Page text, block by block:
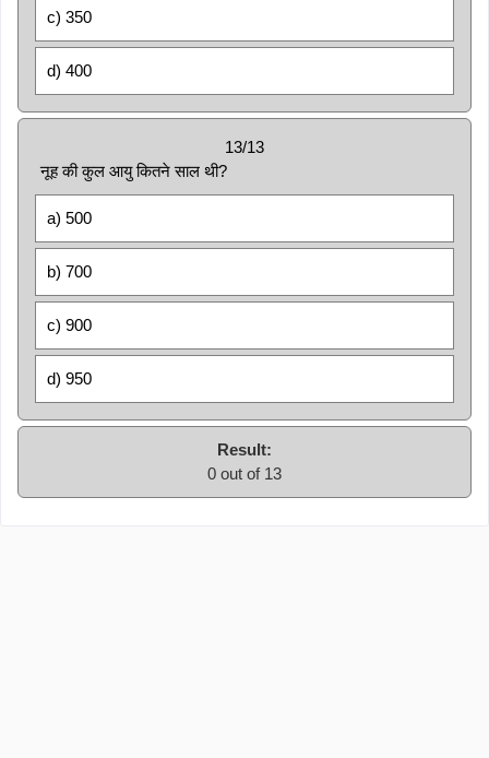
c) 350
d) 400
13/13
नूह की कुल आयु कितने साल थी?
a) 500
b) 700
c) 900
d) 950
Result:
0 out of 13